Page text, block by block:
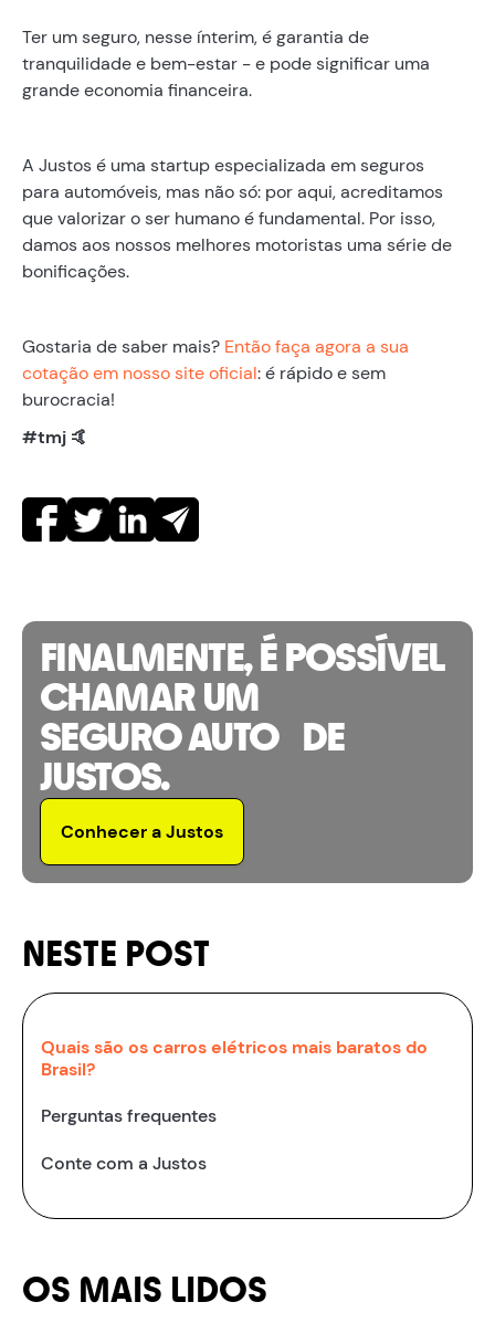
Ter um seguro, nesse ínterim, é garantia de
tranquilidade e bem-estar - e pode significar uma
grande economia financeira.
A Justos é uma startup especializada em seguros
para automóveis, mas não só: por aqui, acreditamos
que valorizar o ser humano é fundamental. Por isso,
damos aos nossos melhores motoristas uma série de
bonificações.
Gostaria de saber mais? Então faça agora a sua
cotação em nosso site oficial: é rápido e sem
burocracia!
#tmj 🤙
FINALMENTE, É POSSÍVEL
CHAMAR UM
SEGURO AUTO DE
JUSTOS.
Conhecer a Justos
NESTE POST
Quais são os carros elétricos mais baratos do
Brasil?
Perguntas frequentes
Conte com a Justos
OS MAIS LIDOS